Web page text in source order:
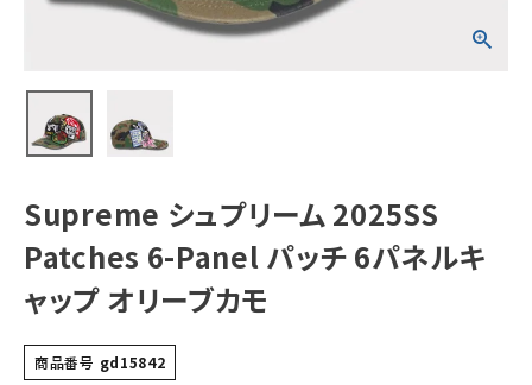
Tシャツ・ロングスリーブ
パーカー・トレーナー
キャップ・ハット
ニット帽・ビーニー
Supreme シュプリーム 2025SS
Patches 6-Panel パッチ 6パネルキ
ャップ オリーブカモ
商品番号 gd15842